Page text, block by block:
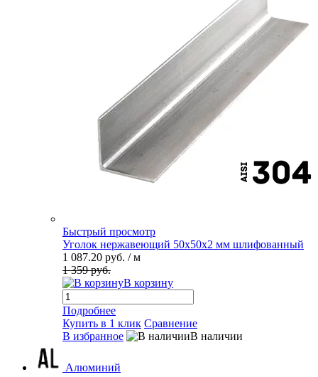
Быстрый просмотр
Уголок нержавеющий 50х50х2 мм шлифованный
1 087.20 руб. / м
1 359 руб.
В корзину
Подробнее
Купить в 1 клик Сравнение
В избранное
В наличии
Алюминий